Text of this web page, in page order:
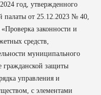
год, утвержденного
палаты от 25.12.2023 № 40,
законности и
средств,
муниципального
гражданской защиты
управления и
с элементами